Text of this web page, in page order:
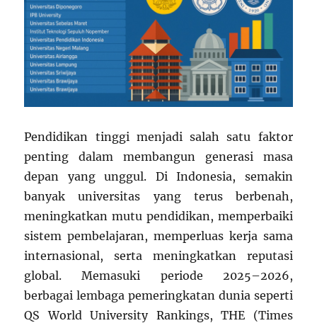
Pendidikan tinggi menjadi salah satu faktor
penting dalam membangun generasi masa
depan yang unggul. Di Indonesia, semakin
banyak universitas yang terus berbenah,
meningkatkan mutu pendidikan, memperbaiki
sistem pembelajaran, memperluas kerja sama
internasional, serta meningkatkan reputasi
global. Memasuki periode 2025–2026,
berbagai lembaga pemeringkatan dunia seperti
QS World University Rankings, THE (Times